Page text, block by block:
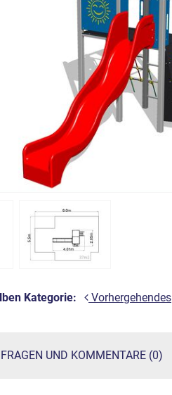
Kategorie: Vorhergehendes
FRAGEN UND KOMMENTARE (0)